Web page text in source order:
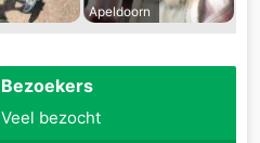
Apeldoorn
Bezoekers
Veel bezocht